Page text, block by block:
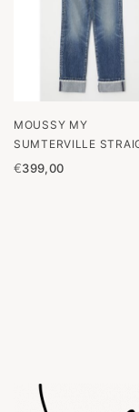
MOUSSY MY
SUMTERVILLE
€399,00